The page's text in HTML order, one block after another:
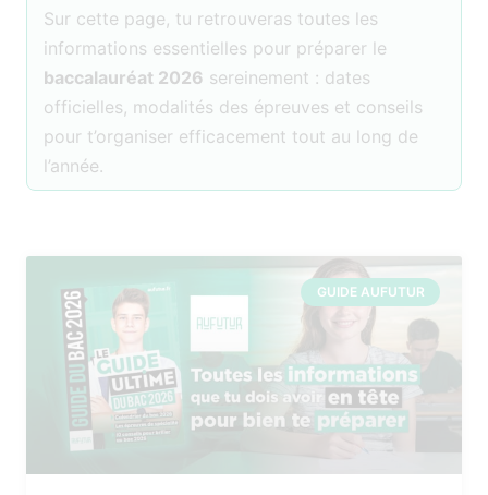
Sur cette page, tu retrouveras toutes les
informations essentielles pour préparer le
baccalauréat 2026 sereinement : dates
officielles, modalités des épreuves et conseils
pour t’organiser efficacement tout au long de
l’année.
GUIDE AUFUTUR